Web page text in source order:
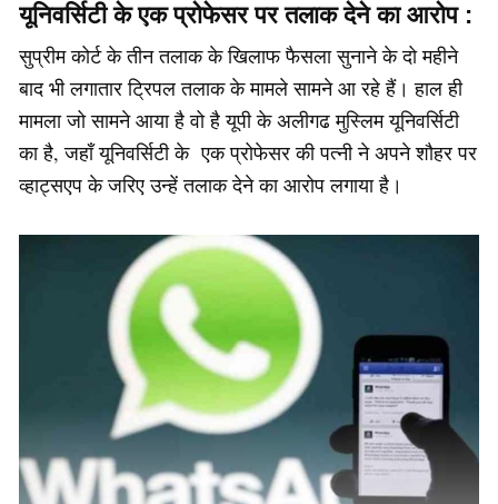
यूनिवर्सिटी के एक प्रोफेसर पर तलाक देने का आरोप :
सुप्रीम कोर्ट के तीन तलाक के खिलाफ फैसला सुनाने के दो महीने
बाद भी लगातार ट्रिपल तलाक के मामले सामने आ रहे हैं। हाल ही
मामला जो सामने आया है वो है यूपी के अलीगढ मुस्लिम यूनिवर्सिटी
का है, जहाँ यूनिवर्सिटी के एक प्रोफेसर की पत्नी ने अपने शौहर पर
व्हाट्सएप के जरिए उन्हें तलाक देने का आरोप लगाया है।